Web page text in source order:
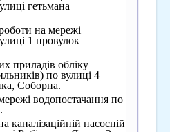
гетьмана
на мережі
1 провулок
приладів обліку
по вулиці 4
Соборна.
водопостачання по
каналізаційній насосній